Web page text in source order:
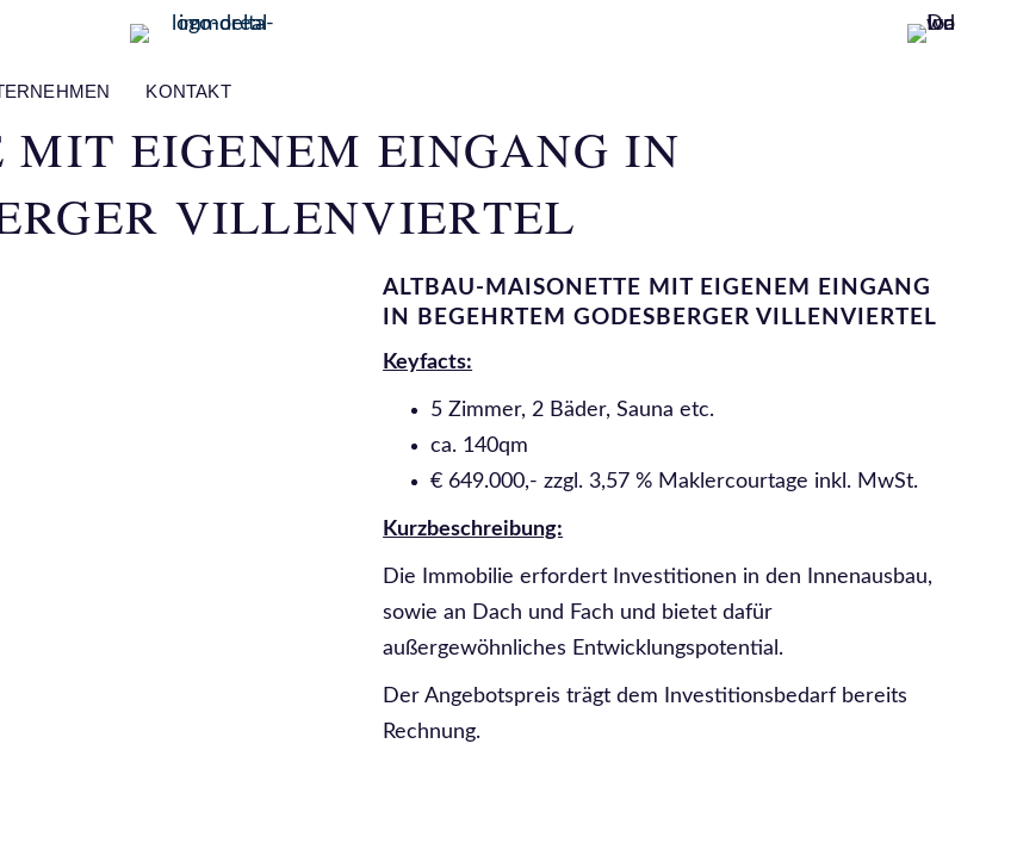
KONTAKT
EIGENEM EINGANG IN
VILLENVIERTEL
ALTBAU-MAISONETTE MIT EIGENEM EINGANG
IN BEGEHRTEM GODESBERGER VILLENVIERTEL
Keyfacts:
5 Zimmer, 2 Bäder, Sauna etc.
ca. 140qm
€ 649.000,- zzgl. 3,57 % Maklercourtage inkl. MwSt.
Kurzbeschreibung:
Die Immobilie erfordert Investitionen in den Innenausbau,
sowie an Dach und Fach und bietet dafür
außergewöhnliches Entwicklungspotential.
Der Angebotspreis trägt dem Investitionsbedarf bereits
Rechnung.